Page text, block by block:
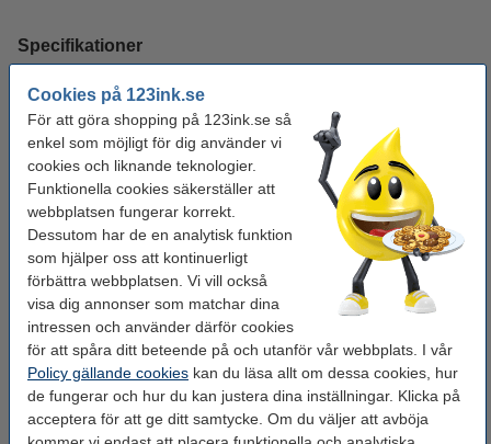
Cookies på 123ink.se
För att göra shopping på 123ink.se så
enkel som möjligt för dig använder vi
cookies och liknande teknologier.
Funktionella cookies säkerställer att
webbplatsen fungerar korrekt.
Dessutom har de en analytisk funktion
som hjälper oss att kontinuerligt
förbättra webbplatsen. Vi vill också
visa dig annonser som matchar dina
intressen och använder därför cookies
för att spåra ditt beteende på och utanför vår webbplats. I vår
Policy gällande cookies kan du läsa allt om dessa cookies, hur
de fungerar och hur du kan justera dina inställningar. Klicka på
acceptera för att ge ditt samtycke. Om du väljer att avböja
Specifikationer
Färg: tre fotofärger
Typ: bläckpatron
Volym: 18 ml
Kapacitet: -
Olivetti
EAN: 8020334284459
Vårt artikelnr: 042160
Nummer: B0497